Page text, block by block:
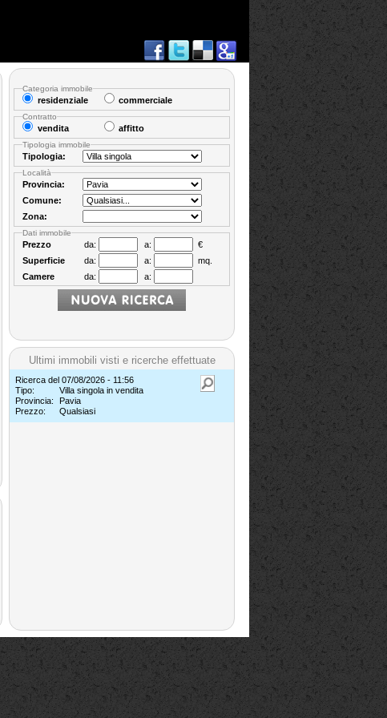
Categoria immobile
residenziale commerciale
Contratto
vendita affitto
Tipologia immobile
Tipologia:
Località
Provincia:
Comune:
Zona:
Dati immobile
Prezzo da: a:
€
Superficie
da: a:
mq.
Camere
da: a:
Ultimi immobili visti e ricerche effettuate
Ricerca del 07/08/2026 - 11:56
Tipo:
Villa singola in vendita
Provincia:
Pavia
Prezzo:
Qualsiasi